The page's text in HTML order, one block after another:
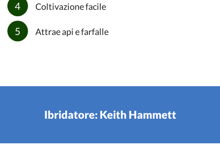
Coltivazione facile
Attrae api e farfalle
Ibridatore: Keith Hammett